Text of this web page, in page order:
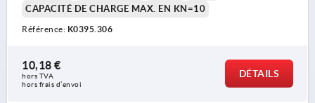
CAPACITÉ DE CHARGE MAX. EN KN=10
Référence: K0395.306
10,18 €
hors TVA
hors frais d’envoi
DÉTAILS